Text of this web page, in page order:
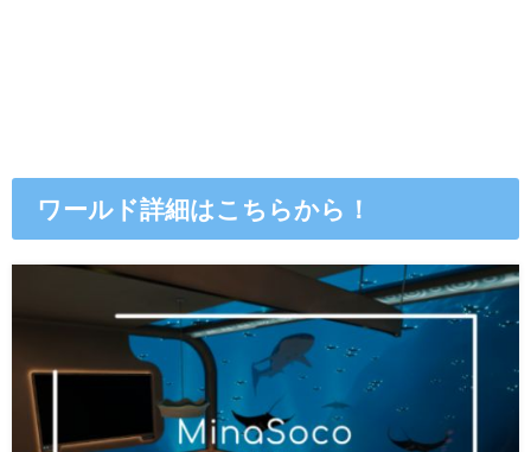
ワールド詳細はこちらから！